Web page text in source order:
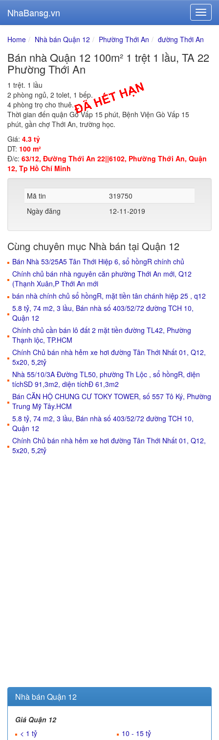
NhaBansg.vn
Home Nhà bán Quận 12 Phường Thới An đường Thới An
Bán nhà Quận 12 100m² 1 trệt 1 lầu, TA 22
Phường Thới An
1 trệt. 1 lầu
2 phòng ngủ, 2 tolet, 1 bếp.
4 phòng trọ cho thuê.
Thời gian đến quận Gò Vấp 15 phút, Bệnh Viện Gò Vấp 15
phút, gần chợ Thới An, trường học.
Giá: 4.3 tỷ
DT: 100 m²
Đ/c: 63/12, Đường Thới An 22||6102, Phường Thới An, Quận
12, Tp Hồ Chí Minh
Mã tin
319750
Ngày đăng
12-11-2019
Cùng chuyên mục Nhà bán tại Quận 12
Bán Nhà 53/25A5 Tân Thới Hiệp 6, sổ hồngR chính chủ
Chính chủ bán nhà nguyên căn phường Thới An mới, Q12
(Thạnh Xuân,P Thới An mới
bán nhà chính chủ sổ hồngR, mặt tiền tân chánh hiệp 25 , q12
5.8 tỷ, 74 m2, 3 lầu, Bán nhà số 403/52/72 đường TCH 10,
Quận 12
Chính chủ cần bán lô đất 2 mặt tiền đường TL42, Phường
Thạnh lộc, TP.HCM
Chính Chủ bán nhà hẻm xe hơi đường Tân Thới Nhất 01, Q12,
5x20, 5,2tỷ
Nhà 55/10/3A Đường TL50, phường Th Lộc , sổ hồngR, diện
tíchSD 91,3m2, diện tíchĐ 61,3m2
Bán CĂN HỘ CHUNG CƯ TOKY TOWER, số 557 Tô Ký, Phường
Trung Mỹ Tây.HCM
5.8 tỷ, 74 m2, 3 lầu, Bán nhà số 403/52/72 đường TCH 10,
Quận 12
Chính Chủ bán nhà hẻm xe hơi đường Tân Thới Nhất 01, Q12,
5x20, 5,2tỷ
Nhà bán Quận 12
Giá Quận 12
< 1 tỷ
10 - 15 tỷ